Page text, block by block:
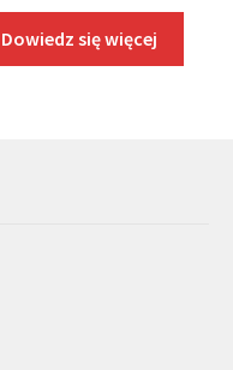
Dowiedz się więcej